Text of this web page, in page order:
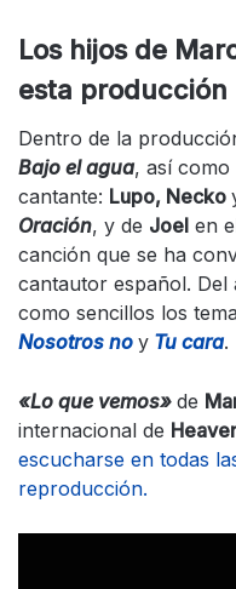
Los hijos de
esta producción
Dentro de la
Bajo el agua, así como
cantante: Lupo, Necko
Oración, y de Joel en
canción que se ha
cantautor español.
como sencillos los
Nosotros no y Tu cara.
«Lo que vemos» de
internacional de
escucharse en todas
reproducción.